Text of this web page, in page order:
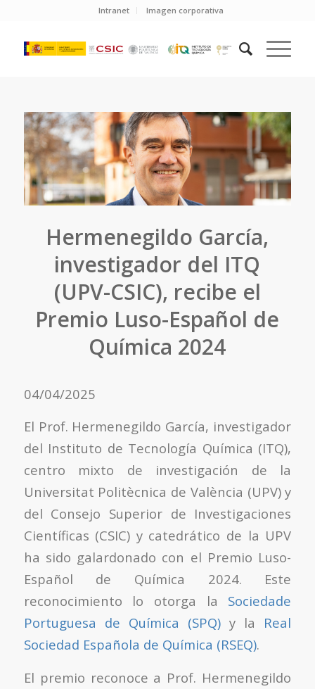
Intranet Imagen corporativa
Hermenegildo García,
investigador del ITQ
(UPV-CSIC), recibe el
Premio Luso-Español de
Química 2024
04/04/2025
El Prof. Hermenegildo García, investigador
del Instituto de Tecnología Química (ITQ),
centro mixto de investigación de la
Universitat Politècnica de València (UPV) y
del Consejo Superior de Investigaciones
Científicas (CSIC) y catedrático de la UPV
ha sido galardonado con el Premio Luso-
Español de Química 2024. Este
reconocimiento lo otorga la Sociedade
Portuguesa de Química (SPQ) y la Real
Sociedad Española de Química (RSEQ).
El premio reconoce a Prof. Hermenegildo